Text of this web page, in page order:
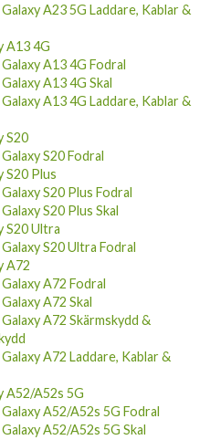
A23 5G Laddare, Kablar &
A13 4G
A13 4G Fodral
A13 4G Skal
A13 4G Laddare, Kablar &
S20
S20 Fodral
S20 Plus
S20 Plus Fodral
S20 Plus Skal
S20 Ultra
S20 Ultra Fodral
A72
A72 Fodral
A72 Skal
A72 Skärmskydd &
A72 Laddare, Kablar &
A52/A52s 5G
A52/A52s 5G Fodral
A52/A52s 5G Skal